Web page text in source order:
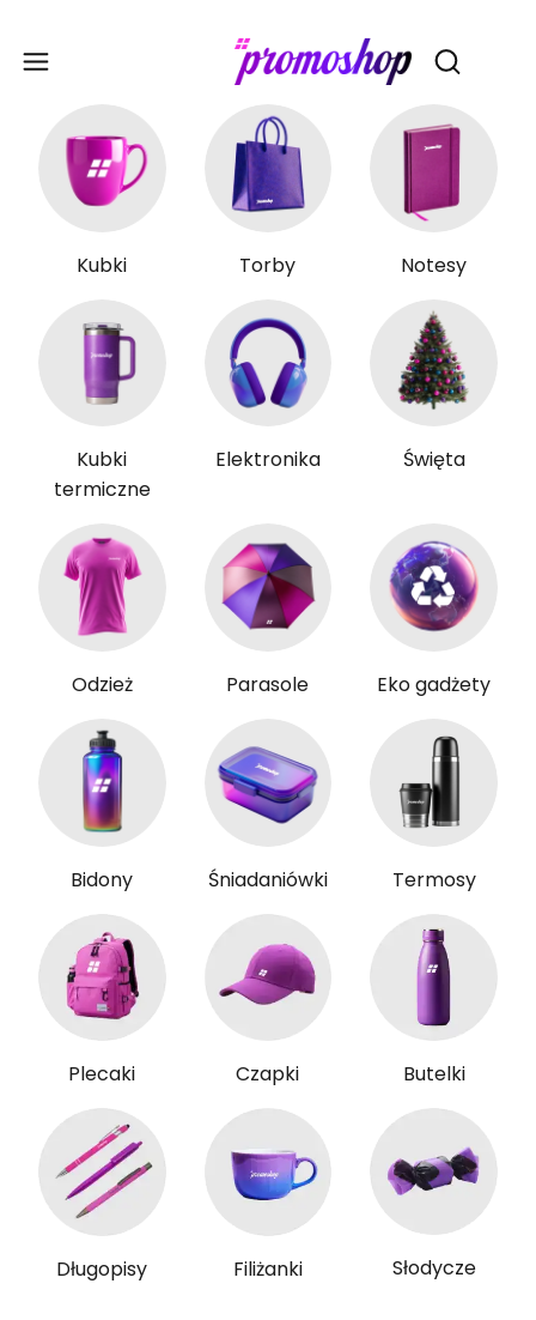
Otwórz
Kubki Torby Notesy
Kubki
termiczne
Elektronika Święta
Odzież Parasole Eko gadżety
Bidony Śniadaniówki Termosy
Plecaki Czapki Butelki
Długopisy Filiżanki Słodycze